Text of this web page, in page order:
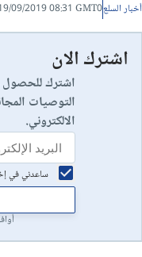
أخبار السلع09/2019 08:31 GMT0
اشترك الان
اشترك للحصول
التوصيات
الالكتروني.
ساعدني في